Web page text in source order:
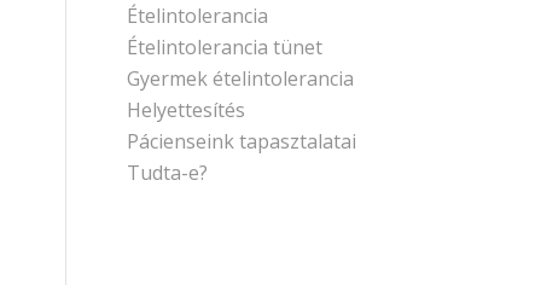
Ételintolerancia
Ételintolerancia tünet
Gyermek ételintolerancia
Helyettesítés
Pácienseink tapasztalatai
Tudta-e?